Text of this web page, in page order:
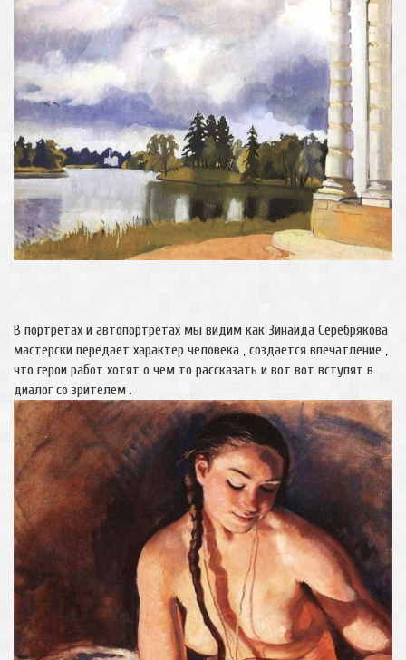
В портретах и автопортретах мы видим как Зинаида Серебрякова
мастерски передает характер человека , создается впечатление ,
что герои работ хотят о чем то рассказать и вот вот вступят в
диалог со зрителем .